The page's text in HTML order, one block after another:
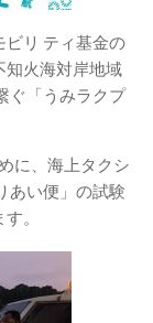
リ ティ基金の
知火海対岸地域
ぐ「うみラクプ
に、海上タクシ
あい便」の試験
。